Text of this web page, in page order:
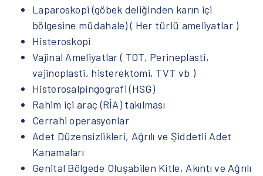
Laparoskopi (göbek deliğinden karın içi
bölgesine müdahale) ( Her türlü ameliyatlar )
Histeroskopi
Vajinal Ameliyatlar ( TOT, Perineplasti,
vajinoplasti, histerektomi, TVT vb )
Histerosalpingografi (HSG)
Rahim içi araç (RİA) takılması
Cerrahi operasyonlar
Adet Düzensizlikleri, Ağrılı ve Şiddetli Adet
Kanamaları
Genital Bölgede Oluşabilen Kitle, Akıntı ve Ağrılı